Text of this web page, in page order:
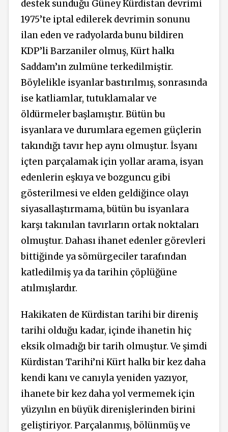
destek sunduğu Güney Kürdistan devrimi
1975’te iptal edilerek devrimin sonunu
ilan eden ve radyolarda bunu bildiren
KDP’li Barzaniler olmuş, Kürt halkı
Saddam’ın zulmüne terkedilmiştir.
Böylelikle isyanlar bastırılmış, sonrasında
ise katliamlar, tutuklamalar ve
öldürmeler başlamıştır. Bütün bu
isyanlara ve durumlara egemen güçlerin
takındığı tavır hep aynı olmuştur. İsyanı
içten parçalamak için yollar arama, isyan
edenlerin eşkıya ve bozguncu gibi
gösterilmesi ve elden geldiğince olayı
siyasallaştırmama, bütün bu isyanlara
karşı takınılan tavırların ortak noktaları
olmuştur. Dahası ihanet edenler görevleri
bittiğinde ya sömürgeciler tarafından
katledilmiş ya da tarihin çöplüğüne
atılmışlardır.
Hakikaten de Kürdistan tarihi bir direniş
tarihi olduğu kadar, içinde ihanetin hiç
eksik olmadığı bir tarih olmuştur. Ve şimdi
Kürdistan Tarihi’ni Kürt halkı bir kez daha
kendi kanı ve canıyla yeniden yazıyor,
ihanete bir kez daha yol vermemek için
yüzyılın en büyük direnişlerinden birini
geliştiriyor. Parçalanmış, bölünmüş ve